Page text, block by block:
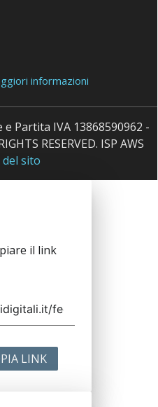
informazioni
Partita IVA 13868590962 -
RESERVED. ISP AWS
sito
il link
LINK